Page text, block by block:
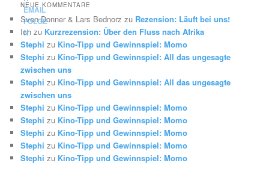
NEUE KOMMENTARE
Sven Donner & Lars Bednorz zu Rezension: Läuft bei uns!
Ich zu Kurzrezension: Über den Fluss nach Afrika
Stephi zu Kino-Tipp und Gewinnspiel: Momo
Stephi zu Kino-Tipp und Gewinnspiel: All das ungesagte
zwischen uns
Stephi zu Kino-Tipp und Gewinnspiel: All das ungesagte
zwischen uns
Stephi zu Kino-Tipp und Gewinnspiel: Momo
Stephi zu Kino-Tipp und Gewinnspiel: Momo
Stephi zu Kino-Tipp und Gewinnspiel: Momo
Stephi zu Kino-Tipp und Gewinnspiel: Momo
Stephi zu Kino-Tipp und Gewinnspiel: Momo